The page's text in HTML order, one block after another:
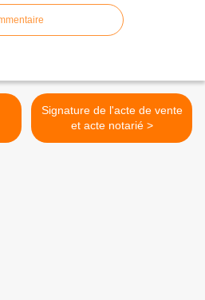
Signature de l'acte de vente
et acte notarié >